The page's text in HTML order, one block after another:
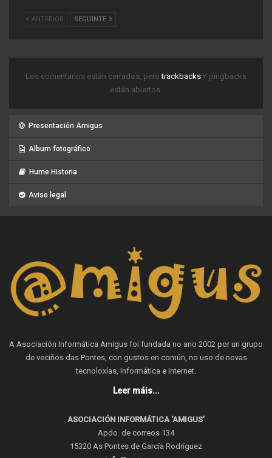
ANTERIOR SEGUINTE
Los comentarios están cerrados, perotrackbacks Y pingbacks
están abiertos.
Presentación Amigus
Album fotográfico
Hume Historia
Aviso legal
A Asociación Informática Amigus foi fundada no ano 2002 por un grupo
de veciños das Pontes, con gustos en común, no uso de novas
tecnoloxías, Informática e Internet.
Leer máis...
ASOCIACIÓN INFORMÁTICA ‘AMIGUS’
Apdo. de correos 134
15320 As Pontes de García Rodríguez